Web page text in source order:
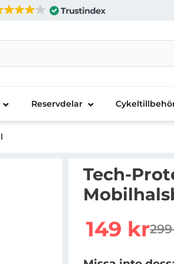
Reservdelar
Tech-
rea pris
149 kr